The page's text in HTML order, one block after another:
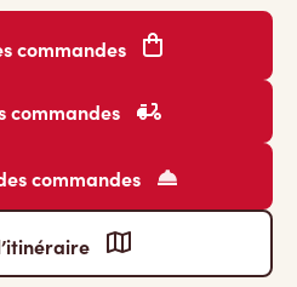
commandes
commandes
commandes